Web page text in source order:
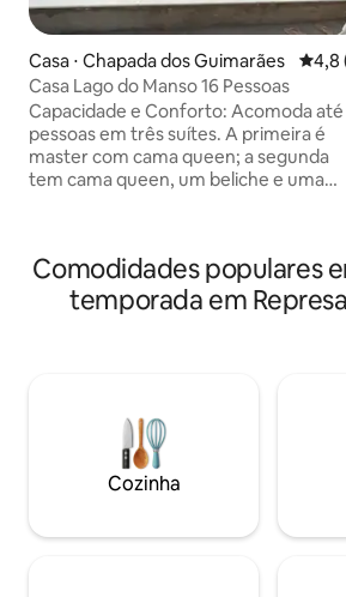
Casa ⋅ Chapada dos Guimarães 4,84,8
Casa Lago do Manso 16 Pessoas
Capacidade e Conforto: Acomoda até
pessoas em três suítes. A primeira é
master com cama queen; a segunda
tem cama queen, um beliche e uma
do Manso, com vista espetacular e
acesso direto ao lago. Ideal para relaxar
ou curtir atividades aquáticas, com
Comodidades populares
temporada em
Cozinha